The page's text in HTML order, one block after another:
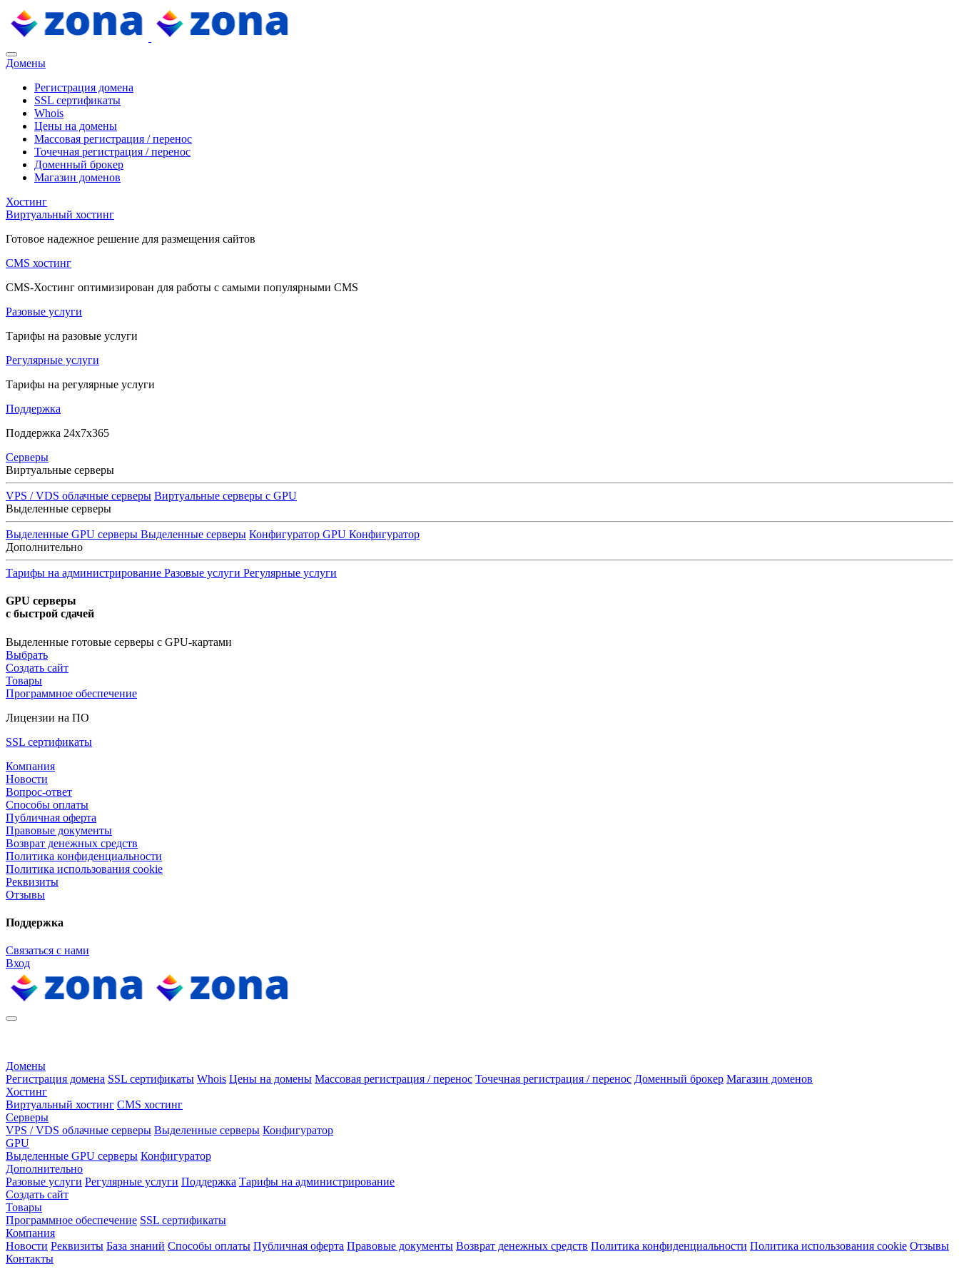
Домены
Регистрация домена
SSL сертификаты
Whois
Цены на домены
Массовая регистрация / перенос
Точечная регистрация / перенос
Доменный брокер
Магазин доменов
Хостинг
Виртуальный хостинг
Готовое надежное решение для размещения сайтов
CMS хостинг
CMS-Хостинг оптимизирован для работы с самыми популярными CMS
Разовые услуги
Тарифы на разовые услуги
Регулярные услуги
Тарифы на регулярные услуги
Поддержка
Поддержка 24x7x365
Серверы
Виртуальные серверы
VPS / VDS облачные серверы Виртуальные серверы с GPU
Выделенные серверы
Выделенные GPU серверы Выделенные серверы Конфигуратор GPU Конфигуратор
Дополнительно
Тарифы на администрирование Разовые услуги Регулярные услуги
GPU серверы
с быстрой сдачей
Выделенные готовые серверы с GPU-картами
Выбрать
Создать сайт
Товары
Программное обеспечение
Лицензии на ПО
SSL сертификаты
Компания
Новости
Вопрос-ответ
Способы оплаты
Публичная оферта
Правовые документы
Возврат денежных средств
Политика конфиденциальности
Политика использования cookie
Реквизиты
Отзывы
Поддержка
Связаться с нами
Вход
Домены
Регистрация домена SSL сертификаты Whois Цены на домены Массовая регистрация / перенос Точечная регистрация / перенос Доменный брокер Магазин доменов
Хостинг
Виртуальный хостинг CMS хостинг
Серверы
VPS / VDS облачные серверы Выделенные серверы Конфигуратор
GPU
Выделенные GPU серверы Конфигуратор
Дополнительно
Разовые услуги Регулярные услуги Поддержка Тарифы на администрирование
Создать сайт
Товары
Программное обеспечение SSL сертификаты
Компания
Новости Реквизиты База знаний Способы оплаты Публичная оферта Правовые документы Возврат денежных средств Политика конфиденциальности Политика использования cookie Отзывы
Контакты